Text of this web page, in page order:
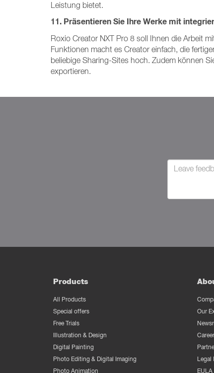
Leistung bietet.
11. Präsentieren Sie Ihre Werke mit
Roxio Creator NXT Pro 8 soll Ihnen die Arbeit
Funktionen macht es Creator einfach, die
beliebige Sharing-Sites hoch. Zudem können
exportieren.
Products
All Products
Special offers
Free Trials
Illustration & Design
Digital Painting
Photo Editing & Digital Imaging
Photo Animation
Our
Legal
EULA